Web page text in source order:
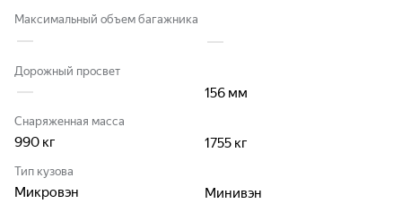
Максимальный объем багажника
Дорожный просвет
156 мм
Снаряженная масса
990 кг 1755 кг
Тип кузова
Микровэн Минивэн